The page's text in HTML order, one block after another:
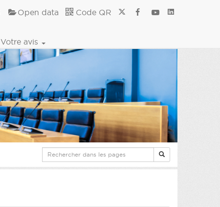
Open data Code QR
Votre avis